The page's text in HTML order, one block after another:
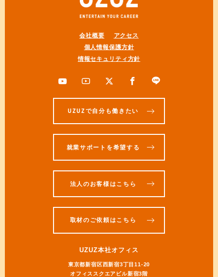
会社概要
アクセス
個人情報保護方針
情報セキュリティ方針
UZUZで自分も働きたい
就業サポートを希望する
法人のお客様はこちら
取材のご依頼はこちら
UZUZ本社オフィス
東京都新宿区西新宿3丁目11-20
オフィススクエアビル新宿3階